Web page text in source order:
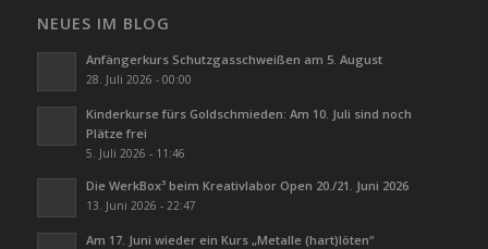
NEUES IM BLOG
Anfängerkurs Schutzgasschweißen am 5. August
28. Juli 2026 - 00:00
Kinderkurse fürs Goldschmieden: Am 10. Juli sind noch
Plätze frei
5. Juli 2026 - 11:46
Die WerkBox³ beim Kreativlabor Open 20./21. Juni 2026
13. Juni 2026 - 22:47
Am 17. Juni wieder ein Kurs „Metalle (hart)löten“